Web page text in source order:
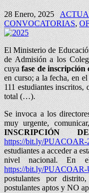
28 Enero, 2025
CONVOCATORIAS,
El Ministerio de
de Admisión a los
cuyafase de
en curso; a la fecha, en
111 estudiantes inscritos,
total (…).
Se invoca a los
muy urgente,
INSCRIPCIÓN
https://bit.ly/PUACOAR-
estudiantes a acceder a
nivel nacional. En
https://bit.ly/
postulantes por
postulantes aptos y NO